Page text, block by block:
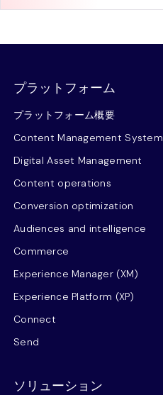
プラットフォーム
プラットフォーム概要
Content Management System
Digital Asset Management
Content operations
Conversion optimization
Audiences and intelligence
Commerce
Experience Manager (XM)
Experience Platform (XP)
Connect
Send
ソリューション